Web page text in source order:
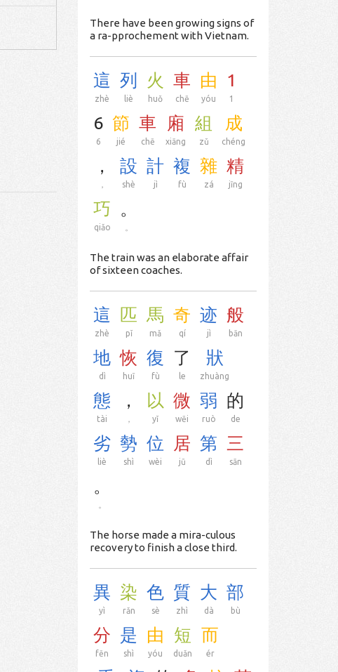
There have been growing signs of
a ra-pprochement with Vietnam.
這
zhè
列
liè
火
huǒ
車
chē
由
yóu
1
1
6
6
節
jié
車
chē
廂
xiāng
組
zǔ
成
chéng
，
，
設
shè
計
jì
複
fù
雜
zá
精
jīng
巧
qiǎo
。
The train was an elaborate affair
of sixteen coaches.
這
zhè
匹
pǐ
馬
mǎ
奇
qí
迹
jì
般
bān
地
dì
恢
huī
復
fù
了
le
狀
zhuàng
態
tài
，
，
以
yǐ
微
wēi
弱
ruò
的
de
劣
liè
勢
shì
位
wèi
居
jū
第
dì
三
sān
。
The horse made a mira-culous
recovery to finish a close third.
異
yì
染
rǎn
色
sè
質
zhì
大
dà
部
bù
分
fēn
是
shì
由
yóu
短
duǎn
而
ér